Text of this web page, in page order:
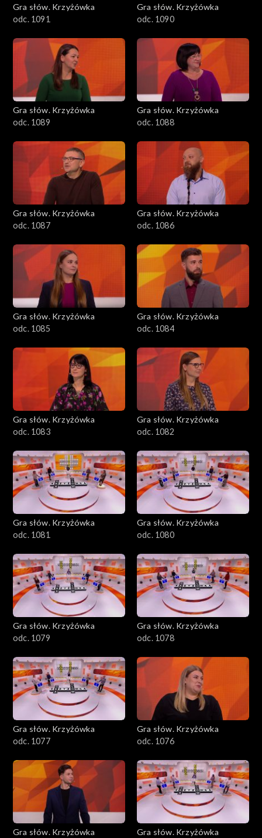
Gra słów. Krzyżówka
odc. 1091
Gra słów. Krzyżówka
odc. 1090
Gra słów. Krzyżówka
odc. 1089
Gra słów. Krzyżówka
odc. 1088
Gra słów. Krzyżówka
odc. 1087
Gra słów. Krzyżówka
odc. 1086
Gra słów. Krzyżówka
odc. 1085
Gra słów. Krzyżówka
odc. 1084
Gra słów. Krzyżówka
odc. 1083
Gra słów. Krzyżówka
odc. 1082
Gra słów. Krzyżówka
odc. 1081
Gra słów. Krzyżówka
odc. 1080
Gra słów. Krzyżówka
odc. 1079
Gra słów. Krzyżówka
odc. 1078
Gra słów. Krzyżówka
odc. 1077
Gra słów. Krzyżówka
odc. 1076
Gra słów. Krzyżówka
Gra słów. Krzyżówka